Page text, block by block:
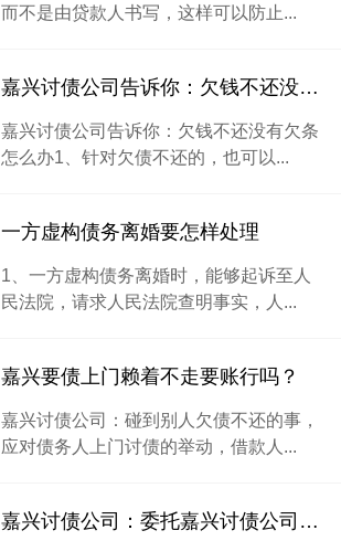
而不是由贷款人书写，这样可以防止...
嘉兴讨债公司告诉你：欠钱不还没有欠条怎么办
嘉兴讨债公司告诉你：欠钱不还没有欠条
怎么办1、针对欠债不还的，也可以...
一方虚构债务离婚要怎样处理
1、一方虚构债务离婚时，能够起诉至人
民法院，请求人民法院查明事实，人...
嘉兴要债上门赖着不走要账行吗？
嘉兴讨债公司：碰到别人欠债不还的事，
应对债务人上门讨债的举动，借款人...
嘉兴讨债公司：委托嘉兴讨债公司收费标准是怎么定的？